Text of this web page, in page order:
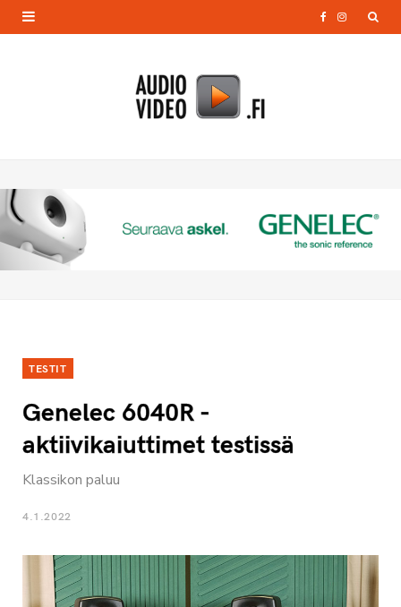
o
I
r
TESTIT
Genelec 6040R -
aktiivikaiuttimet testissä
Klassikon paluu
4.1.2022